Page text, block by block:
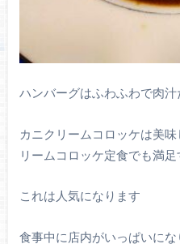
ハンバーグはふわふわで肉汁
カニクリームコロッケは美
リームコロッケ定食でも満足
これは人気になります
食事中に店内がいっぱいに